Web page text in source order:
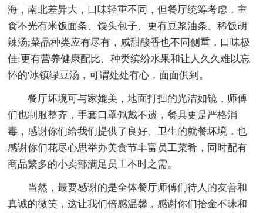
海，南北差异大，口味轻重不同，但餐厅统筹考虑，主
食不光有米饭面条、馒头包子、更有豆浆油条、稀饭胡
辣汤;菜品种类应有尽有，咸甜酸香也不同侧重，口味极
佳;更有营养健康配比、种类缤纷水果和让人久久难以忘
怀的'冰镇绿豆汤，可谓处处有心，面面俱到。
餐厅坏境可与家媲美，地面打扫的光洁如镜，师傅
们也制服整齐，手套口罩佩戴不遗，餐具更是严格消
毒，感谢你们给我们提供了良好、卫生的就餐坏境，也
感谢你们花尽心思举办美食节丰富员工菜肴，同时配有
商品繁多的小卖部满足员工不时之需。
当然，最要感谢的是全体餐厅师傅们待人的友善和
真诚的微笑，这让我们倍感温馨，感谢你们拾金不昧和